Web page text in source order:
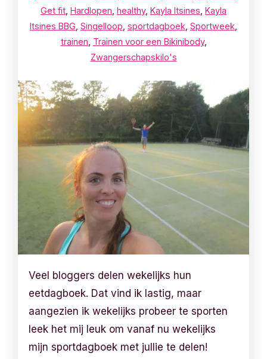
Get fit Hardlopen healthy, Kayla Itsines Kayla
Itsines BBG Singelloop sportdagboek Sportweek
trainen Trainen voor een Bikinibody,
Zwangerschapskilo's
Veel bloggers delen wekelijks hun
eetdagboek. Dat vind ik lastig, maar
aangezien ik wekelijks probeer te sporten
leek het mij leuk om vanaf nu wekelijks
mijn sportdagboek met jullie te delen!